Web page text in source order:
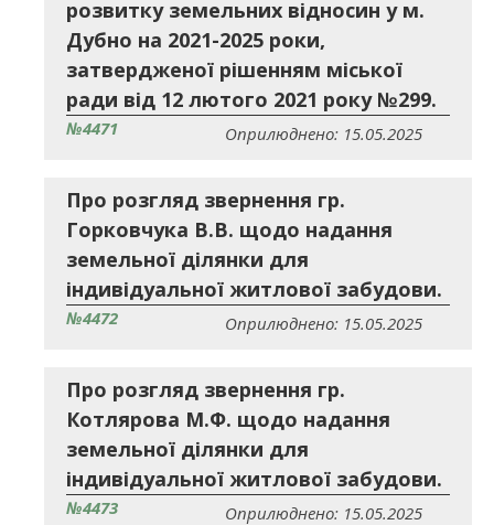
розвитку земельних відносин у м.
Дубно на 2021-2025 роки,
затвердженої рішенням міської
ради від 12 лютого 2021 року №299.
№4471 Оприлюднено: 15.05.2025
Про розгляд звернення гр.
Горковчука В.В. щодо надання
земельної ділянки для
індивідуальної житлової забудови.
№4472 Оприлюднено: 15.05.2025
Про розгляд звернення гр.
Котлярова М.Ф. щодо надання
земельної ділянки для
індивідуальної житлової забудови.
№4473 Оприлюднено: 15.05.2025